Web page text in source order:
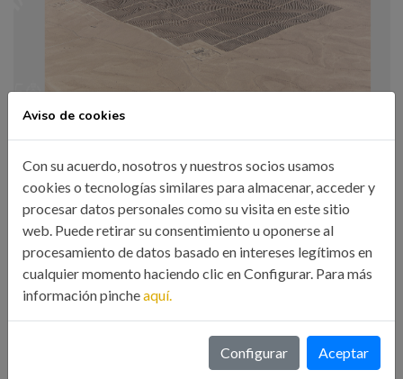
En la categoría de serie fotográfica, el jurado, compuesto por
Julio García Cordonié, presidente de la AIIG y decano del
ICOIIG; Ignacio Manotas Gómez-Pedreira y José María
Molineli, fotógrafos; Roi Alonso Padín, arquitecto y
fotógrafo; así como por Cristina López Mayobre y Jesús Giz
premio a la mejor serie fotográfica —dotado con
Juan Ramón Larrocea Ormaecheapor el
Aviso de cookies
Con su acuerdo, nosotros y nuestros socios usamos
cookies o tecnologías similares para almacenar, acceder y
procesar datos personales como su visita en este sitio
web. Puede retirar su consentimiento u oponerse al
procesamiento de datos basado en intereses legítimos en
cualquier momento haciendo clic en Configurar. Para más
información pincheaquí.
Configurar Aceptar